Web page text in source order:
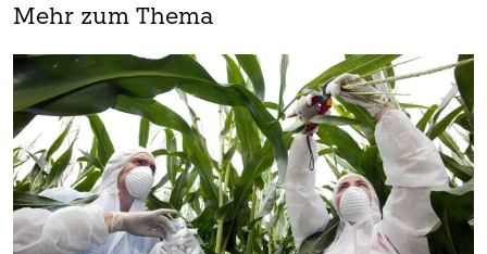
Mehr zum Thema